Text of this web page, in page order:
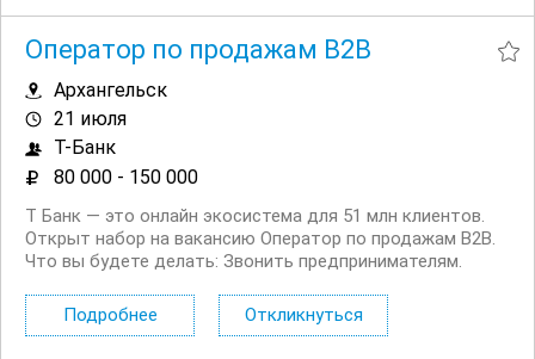
Оператор по продажам B2B
Архангельск
21 июля
Т-Банк
80 000 - 150 000
Т Банк — это онлайн экосистема для 51 млн клиентов.
Открыт набор на вакансию Оператор по продажам B2B.
Что вы будете делать: Звонить предпринимателям.
потребности клиентов и подбирать нужные услуги. Мы
действительно пытаемся помочь и быть...
Подробнее Откликнуться